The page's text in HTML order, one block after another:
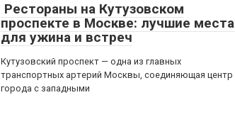
Рестораны на Кутузовском
проспекте в Москве: лучшие места
для ужина и встреч
Кутузовский проспект — одна из главных
транспортных артерий Москвы, соединяющая центр
города с западными